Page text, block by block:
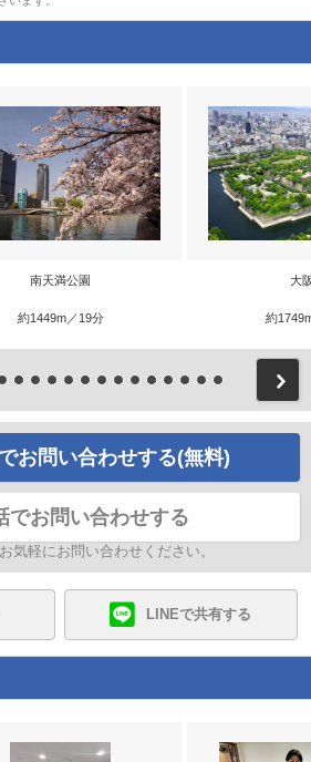
南天満公園
約1449m／19分
大
約
お問い合わせする(無料)
でお問い合わせする
気軽にお問い合わせください。
LINEで共有する